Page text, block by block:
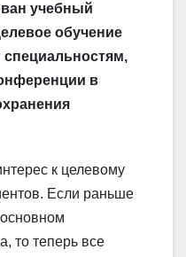
учебный
обучение
в
к целевому
Если раньше
то теперь все